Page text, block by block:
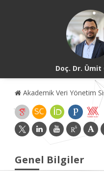
Doç. Dr. Ümit
Akademik Veri Yönetim
Genel Bilgiler